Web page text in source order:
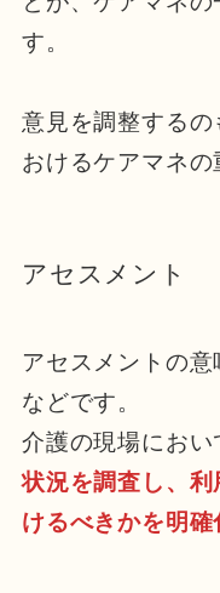
す。
意見を調整する
おけるケアマネの
アセスメント
アセスメントの意
などです。
介護の現場におい
状況を調査し、
けるべきかを明